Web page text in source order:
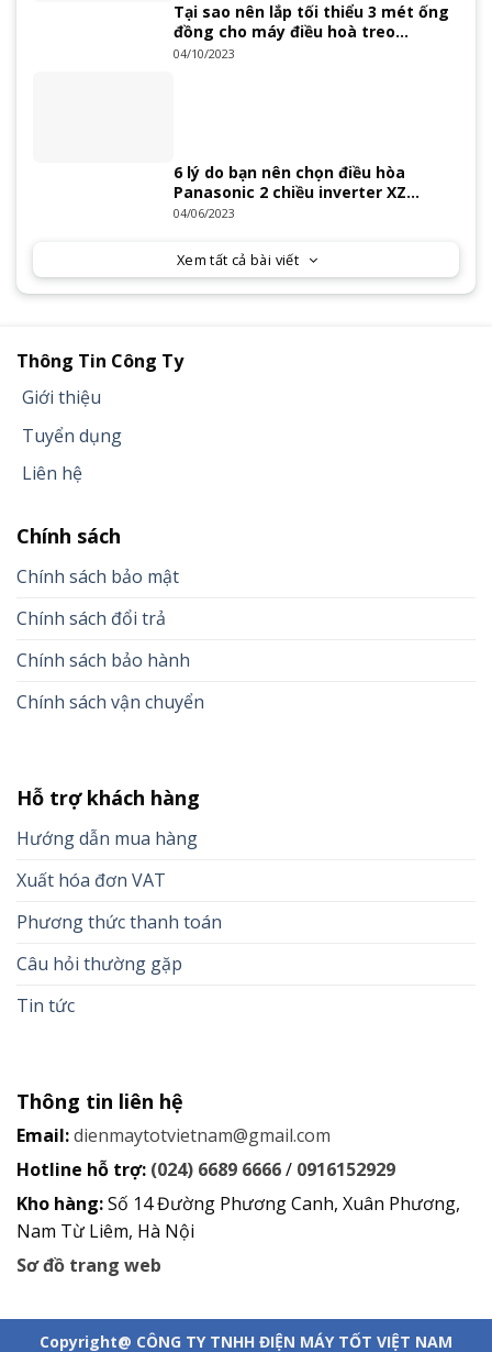
Tại sao nên lắp tối thiểu 3 mét ống
đồng cho máy điều hoà treo
tường?
04/10/2023
6 lý do bạn nên chọn điều hòa
Panasonic 2 chiều inverter XZ
Series 2023
04/06/2023
Xem tất cả bài viết
Thông Tin Công Ty
Giới thiệu
Tuyển dụng
Liên hệ
Chính sách
Chính sách bảo mật
Chính sách đổi trả
Chính sách bảo hành
Chính sách vận chuyển
Hỗ trợ khách hàng
Hướng dẫn mua hàng
Xuất hóa đơn VAT
Phương thức thanh toán
Câu hỏi thường gặp
Tin tức
Thông tin liên hệ
Email:dienmaytotvietnam@gmail.com
Hotline hỗ trợ: (024) 6689 6666/ 0916152929
Kho hàng:Số 14 Đường Phương Canh, Xuân Phương,
Nam Từ Liêm, Hà Nội
Sơ đồ trang web
Copyright@ CÔNG TY TNHH ĐIỆN MÁY TỐT VIỆT NAM